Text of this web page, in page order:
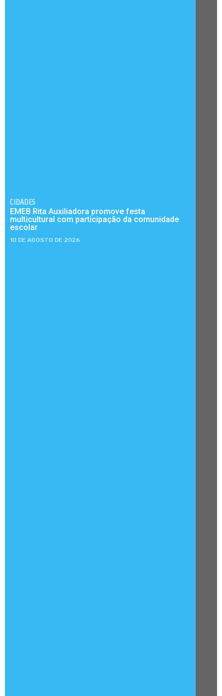
CIDADES
EMEB Rita Auxiliadora promove festa
multicultural com participação da comunidade
escolar
10 DE AGOSTO DE 2026